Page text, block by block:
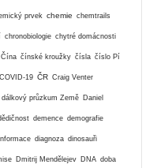
prvek chemie chemtrails
chronobiologie chytré domácnosti
Čína čínské kroužky čísla číslo Pí
COVID-19 ČR Craig Venter
dálkový průzkum Země Daniel
demence demografie
diagnoza dinosauři
Dmitrij Mendělejev DNA doba